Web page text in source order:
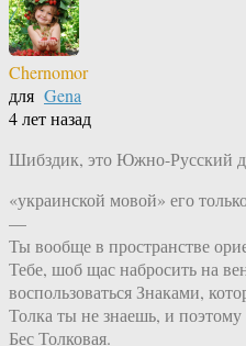
Chernomor
для Gena
4 лет назад
Шибздик, это Южно-Русский
«украинской мовой» его
—
Ты вообще в пространстве
Тебе, шоб щас набросить на
воспользоваться Знаками,
Толка ты не знаешь, и поэтому
Бес Толковая.